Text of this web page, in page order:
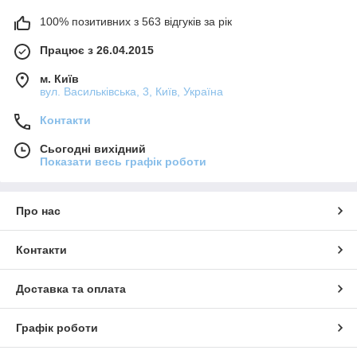
100% позитивних з 563 відгуків за рік
Працює з 26.04.2015
м. Київ
вул. Васильківська, 3, Київ, Україна
Контакти
Сьогодні вихідний
Показати весь графік роботи
Про нас
Контакти
Доставка та оплата
Графік роботи